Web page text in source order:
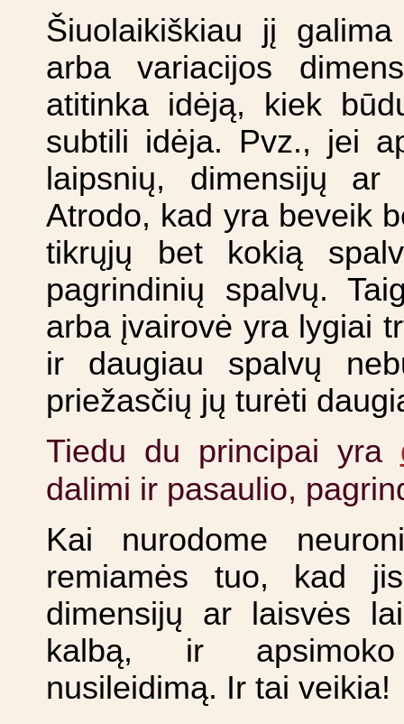
Šiuolaikiškiau jį
arba variacijos
atitinka idėją, kiek
subtili idėja. Pvz., jei
laipsnių, dimensijų
Atrodo, kad yra beveik
tikrųjų bet kokią
pagrindinių spalvų.
arba įvairovė yra lygiai
ir daugiau spalvų
priežasčių jų turėti
Tiedu du principai yra
dalimi ir pasaulio,
Kai nurodome
remiamės tuo, kad
dimensijų ar laisvės
kalbą, ir apsimoko
nusileidimą. Ir tai veikia!